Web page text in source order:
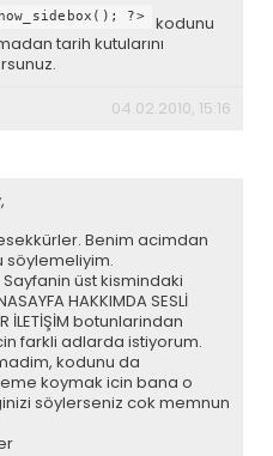
?>
kodunu
tarih kutularını
04.02.2010, 15:16
Benim acimdan
söylemeliyim.
üst kismindaki
HAKKIMDA SESLİ
İLETİŞİM botunlarindan
farkli adlarda istiyorum.
kodunu da
koymak icin bana o
söylerseniz cok memnun